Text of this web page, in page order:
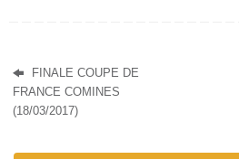
FINALE COUPE DE
FRANCE COMINES
(18/03/2017)